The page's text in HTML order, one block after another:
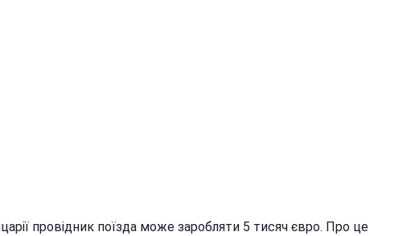
провідник поїзда може заробляти 5 тисяч євро. Про це